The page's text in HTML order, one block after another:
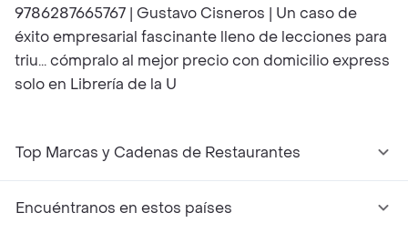
9786287665767 | Gustavo Cisneros | Un caso de
éxito empresarial fascinante lleno de lecciones para
triu... cómpralo al mejor precio con domicilio express
solo en Librería de la U
Top Marcas y Cadenas de Restaurantes
Encuéntranos en estos países